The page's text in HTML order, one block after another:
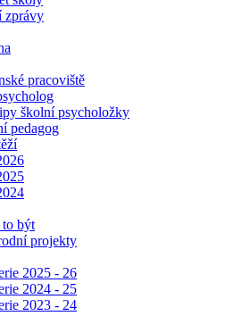
zprávy
pracoviště
školní psycholožky
pedagog
to být
projekty
2025 - 26
2024 - 25
2023 - 24